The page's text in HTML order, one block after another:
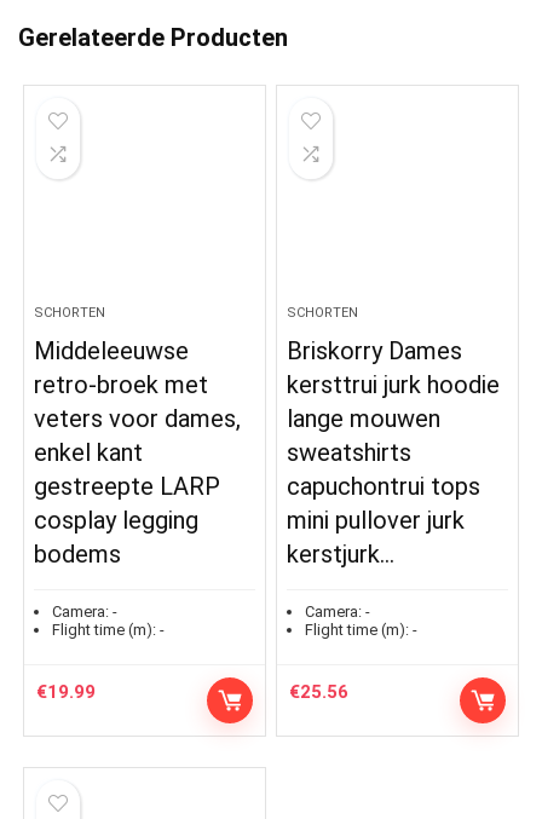
Gerelateerde Producten
SCHORTEN
Middeleeuwse
retro-broek met
veters voor dames,
enkel kant
gestreepte LARP
cosplay legging
bodems
Camera: -
Flight time (m): -
€19.99
SCHORTEN
Briskorry Dames
kersttrui jurk hoodie
lange mouwen
sweatshirts
capuchontrui tops
mini pullover jurk
kerstjurk…
Camera: -
Flight time (m): -
€25.56